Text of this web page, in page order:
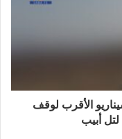
الأقرب لوقف
أبيب